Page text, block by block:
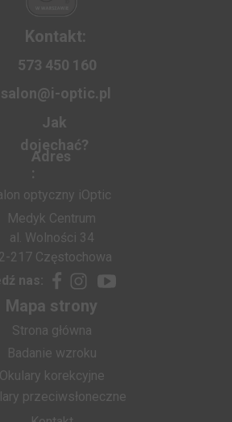
Jak
dojechać?
przeciwsłoneczne
Okulary korekcyjne
Badanie wzroku
Mapa strony
Strona główna
Kontakt:
nas:
Adres
:
salon@i-optic.pl
573 450 160
optyczny iOptic
Medyk Centrum
al. Wolności 34
217 Częstochowa